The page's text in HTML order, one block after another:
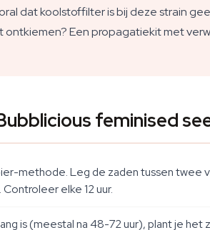
dat koolstoffilter is bij deze strain
ontkiemen? Een propagatiekit met
feminised
methode. Leg de zaden tussen
elke 12 uur.
is (meestal na 48-72 uur), plant je